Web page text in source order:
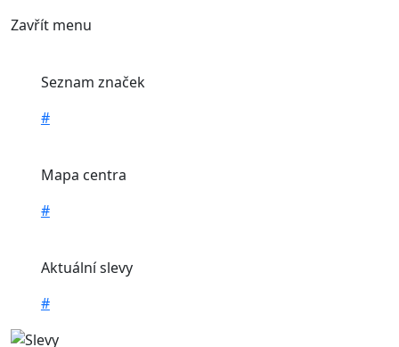
Zavřít menu
Seznam značek
#
Mapa centra
#
Aktuální slevy
#